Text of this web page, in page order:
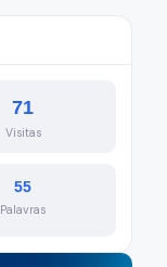
71
Visitas
55
Palavras